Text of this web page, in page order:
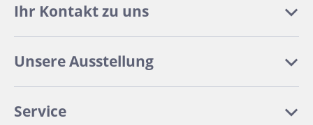
Ihr Kontakt zu uns
Unsere Ausstellung
Service